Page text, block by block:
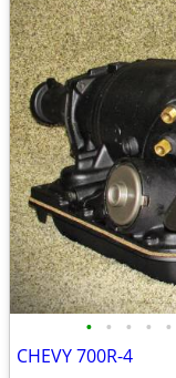
• • • • •
CHEVY 700R-4